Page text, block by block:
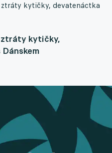
kytičky, devatenáctka
kytičky,